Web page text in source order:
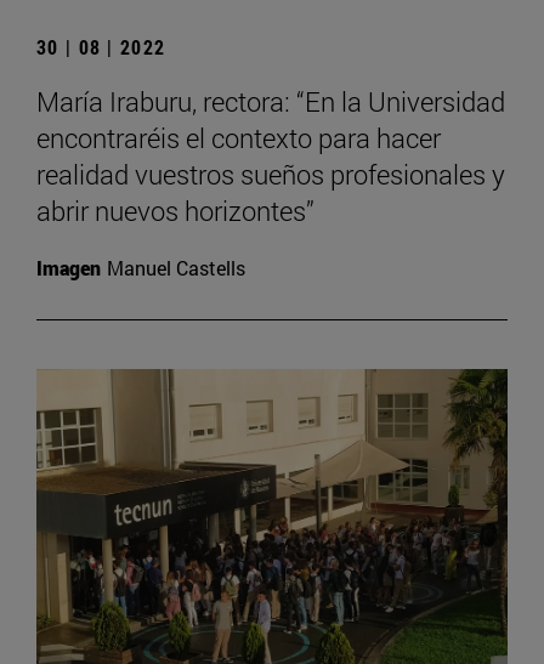
30 | 08 | 2022
María Iraburu, rectora: “En la Universidad
encontraréis el contexto para hacer
realidad vuestros sueños profesionales y
abrir nuevos horizontes”
Imagen Manuel Castells